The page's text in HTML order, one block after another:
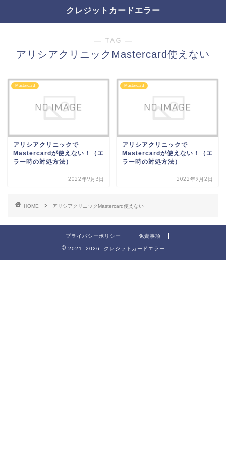
クレジットカードエラー
― TAG ―
アリシアクリニックMastercard使えない
Mastercard
アリシアクリニックで
Mastercardが使えない！（エ
ラー時の対処方法）
2022年9月3日
Mastercard
アリシアクリニックで
Mastercardが使えない！（エ
ラー時の対処方法）
2022年9月2日
HOME アリシアクリニックMastercard使えない
プライバシーポリシー 免責事項
2021–2026 クレジットカードエラー